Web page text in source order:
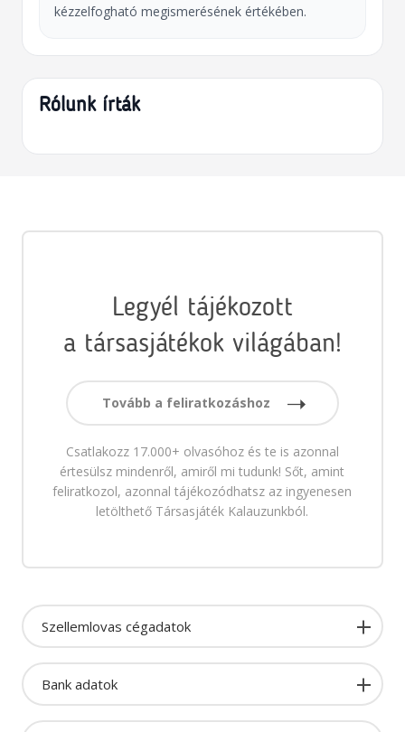
kézzelfogható megismerésének értékében.
Rólunk írták
Legyél tájékozott
a társasjátékok világában!
Tovább a feliratkozáshoz
Csatlakozz 17.000+ olvasóhoz és te is azonnal
értesülsz mindenről, amiről mi tudunk! Sőt, amint
feliratkozol, azonnal tájékozódhatsz az ingyenesen
letölthető Társasjáték Kalauzunkból.
Szellemlovas cégadatok
Bank adatok